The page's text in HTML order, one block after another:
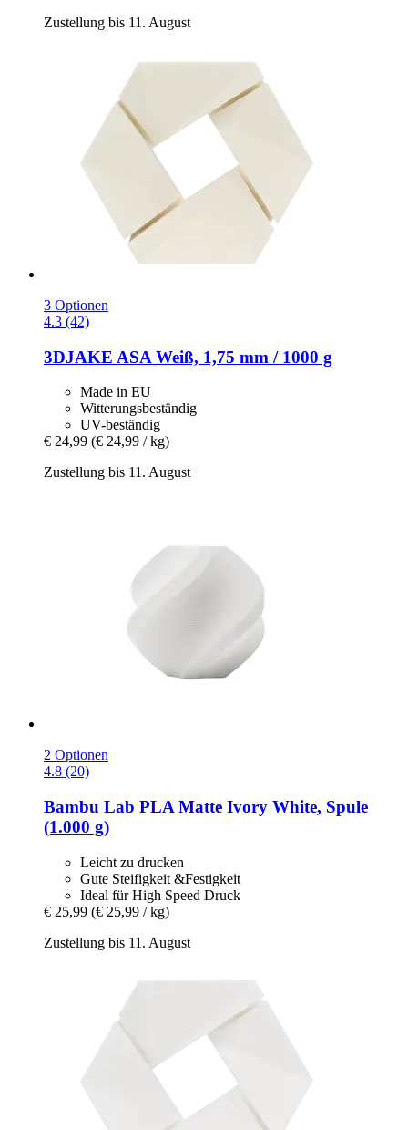
Zustellung bis 11. August
3 Optionen
4.3 (42)
3DJAKE ASA Weiß, 1,75 mm / 1000 g
Made in EU
Witterungsbeständig
UV-beständig
€ 24,99 (€ 24,99 / kg)
Zustellung bis 11. August
2 Optionen
4.8 (20)
Bambu Lab PLA Matte Ivory White, Spule
(1.000 g)
Leicht zu drucken
Gute Steifigkeit &Festigkeit
Ideal für High Speed Druck
€ 25,99 (€ 25,99 / kg)
Zustellung bis 11. August